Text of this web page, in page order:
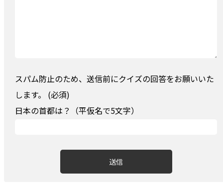
スパム防止のため、送信前にクイズの回答をお願いいた
します。 (必須)
日本の首都は？（平仮名で5文字）